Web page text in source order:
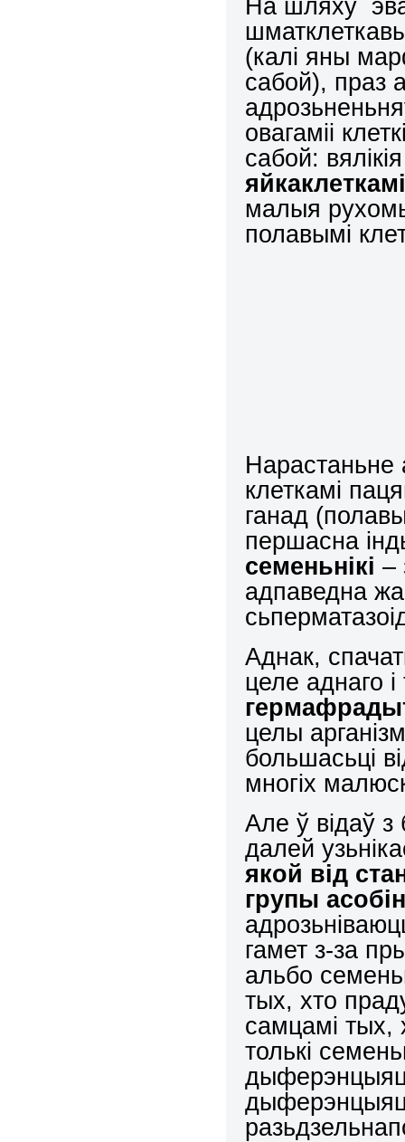
(калі яны
сабой), праз
овагаміі
сабой:
малыя
полавымі
Нарастаньне
клеткамі
ганад
першасна
семеньнікі –
адпаведна
Аднак,
целе аднаго
целы
большасьці
многіх
Але ў відаў з
далей
якой від
групы
гамет з-за
альбо
тых, хто
самцамі тых,
толькі